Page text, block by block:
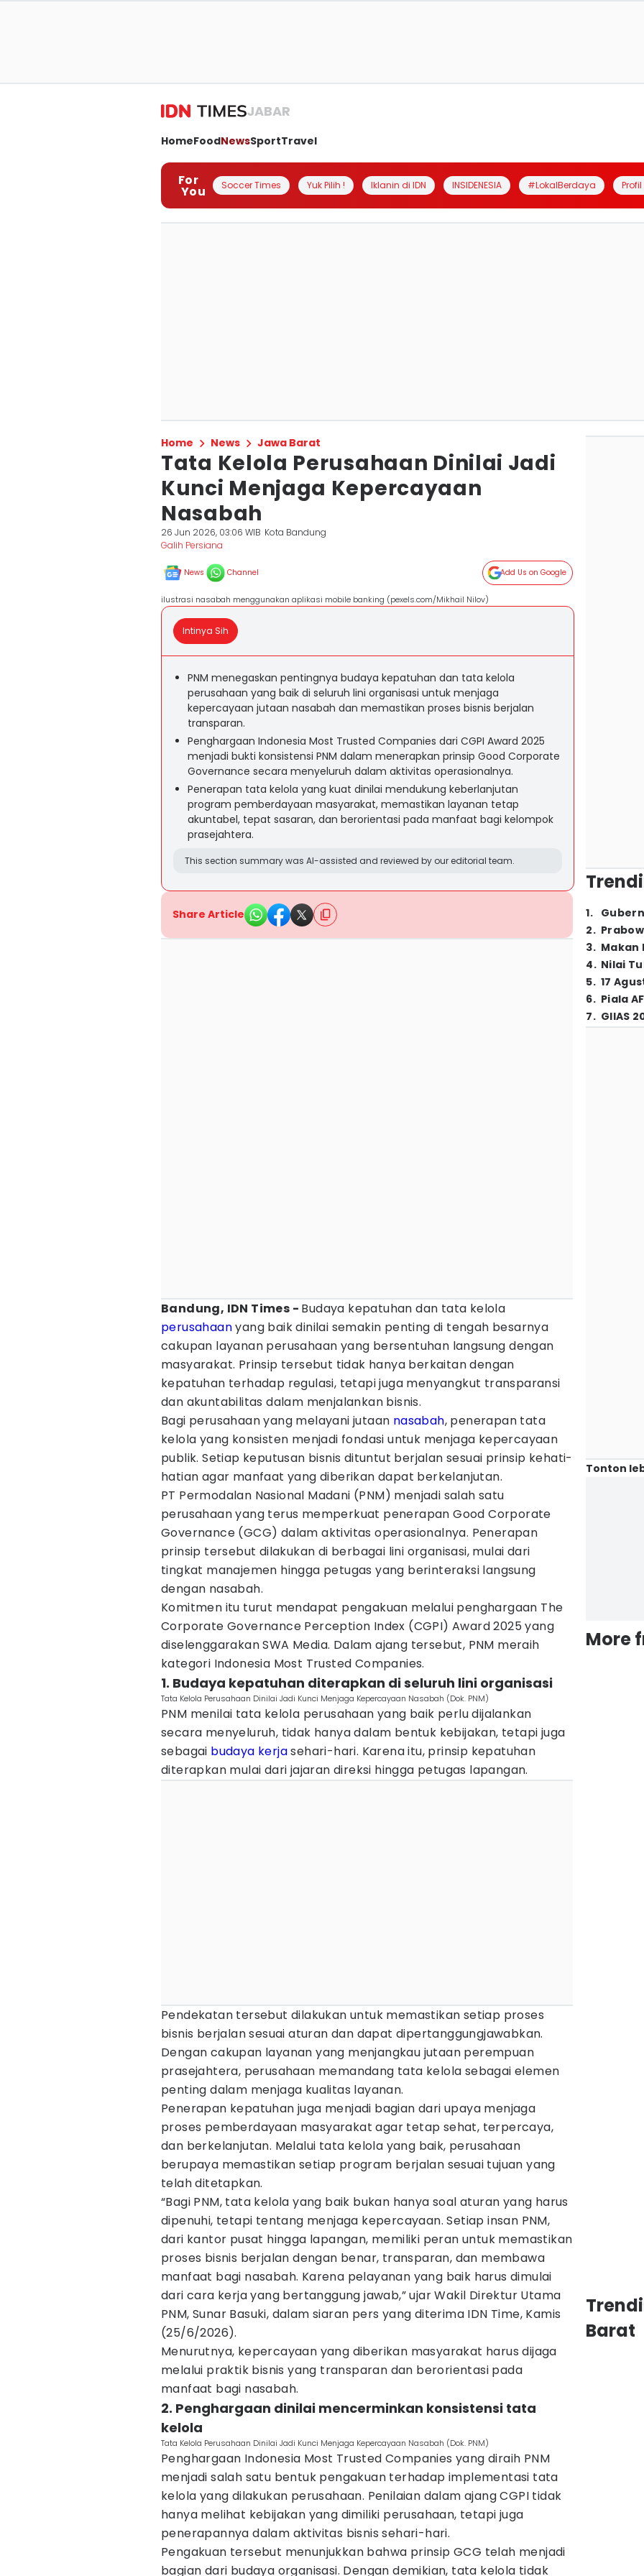
JABAR
HomeFoodNewsSportTravel
For
You Soccer Times Yuk Pilih ! Iklanin di IDN INSIDENESIA #LokalBerdaya
Home News Jawa Barat
Tata Kelola Perusahaan Dinilai Jadi
Kunci Menjaga Kepercayaan
Nasabah
26 Jun 2026, 03:06 WIB Kota Bandung
Galih Persiana
News Channel Add Us on Google
ilustrasi nasabah menggunakan aplikasi mobile banking (pexels.com/Mikhail Nilov)
Intinya Sih
PNM menegaskan pentingnya budaya kepatuhan dan tata kelola
perusahaan yang baik di seluruh lini organisasi untuk menjaga
kepercayaan jutaan nasabah dan memastikan proses bisnis berjalan
transparan.
Penghargaan Indonesia Most Trusted Companies dari CGPI Award 2025
menjadi bukti konsistensi PNM dalam menerapkan prinsip Good Corporate
Governance secara menyeluruh dalam aktivitas operasionalnya.
Penerapan tata kelola yang kuat dinilai mendukung keberlanjutan
program pemberdayaan masyarakat, memastikan layanan tetap
akuntabel, tepat sasaran, dan berorientasi pada manfaat bagi kelompok
prasejahtera.
This section summary was AI-assisted and reviewed by our editorial team.
Share Article
Bandung, IDN Times - Budaya kepatuhan dan tata kelola
perusahaanyang baik dinilai semakin penting di tengah besarnya
cakupan layanan perusahaan yang bersentuhan langsung dengan
masyarakat. Prinsip tersebut tidak hanya berkaitan dengan
kepatuhan terhadap regulasi, tetapi juga menyangkut transparansi
dan akuntabilitas dalam menjalankan bisnis.
Bagi perusahaan yang melayani jutaan nasabah, penerapan tata
kelola yang konsisten menjadi fondasi untuk menjaga kepercayaan
publik. Setiap keputusan bisnis dituntut berjalan sesuai prinsip kehati-
hatian agar manfaat yang diberikan dapat berkelanjutan.
PT Permodalan Nasional Madani (PNM) menjadi salah satu
perusahaan yang terus memperkuat penerapan Good Corporate
Governance (GCG) dalam aktivitas operasionalnya. Penerapan
prinsip tersebut dilakukan di berbagai lini organisasi, mulai dari
tingkat manajemen hingga petugas yang berinteraksi langsung
dengan nasabah.
Komitmen itu turut mendapat pengakuan melalui penghargaan The
Corporate Governance Perception Index (CGPI) Award 2025 yang
diselenggarakan SWA Media. Dalam ajang tersebut, PNM meraih
kategori Indonesia Most Trusted Companies.
1. Budaya kepatuhan diterapkan di seluruh lini organisasi
Tata Kelola Perusahaan Dinilai Jadi Kunci Menjaga Kepercayaan Nasabah (Dok. PNM)
PNM menilai tata kelola perusahaan yang baik perlu dijalankan
secara menyeluruh, tidak hanya dalam bentuk kebijakan, tetapi juga
sebagai budaya kerjasehari-hari. Karena itu, prinsip kepatuhan
diterapkan mulai dari jajaran direksi hingga petugas lapangan.
Pendekatan tersebut dilakukan untuk memastikan setiap proses
bisnis berjalan sesuai aturan dan dapat dipertanggungjawabkan.
Dengan cakupan layanan yang menjangkau jutaan perempuan
prasejahtera, perusahaan memandang tata kelola sebagai elemen
penting dalam menjaga kualitas layanan.
Penerapan kepatuhan juga menjadi bagian dari upaya menjaga
proses pemberdayaan masyarakat agar tetap sehat, terpercaya,
dan berkelanjutan. Melalui tata kelola yang baik, perusahaan
berupaya memastikan setiap program berjalan sesuai tujuan yang
telah ditetapkan.
“Bagi PNM, tata kelola yang baik bukan hanya soal aturan yang harus
dipenuhi, tetapi tentang menjaga kepercayaan. Setiap insan PNM,
dari kantor pusat hingga lapangan, memiliki peran untuk memastikan
proses bisnis berjalan dengan benar, transparan, dan membawa
manfaat bagi nasabah. Karena pelayanan yang baik harus dimulai
dari cara kerja yang bertanggung jawab,” ujar Wakil Direktur Utama
PNM, Sunar Basuki, dalam siaran pers yang diterima IDN Time, Kamis
(25/6/2026).
Menurutnya, kepercayaan yang diberikan masyarakat harus dijaga
melalui praktik bisnis yang transparan dan berorientasi pada
manfaat bagi nasabah.
2. Penghargaan dinilai mencerminkan konsistensi tata
kelola
Tata Kelola Perusahaan Dinilai Jadi Kunci Menjaga Kepercayaan Nasabah (Dok. PNM)
Penghargaan Indonesia Most Trusted Companies yang diraih PNM
menjadi salah satu bentuk pengakuan terhadap implementasi tata
kelola yang dilakukan perusahaan. Penilaian dalam ajang CGPI tidak
hanya melihat kebijakan yang dimiliki perusahaan, tetapi juga
penerapannya dalam aktivitas bisnis sehari-hari.
Pengakuan tersebut menunjukkan bahwa prinsip GCG telah menjadi
bagian dari budaya organisasi. Dengan demikian, tata kelola tidak
1.
2.
3. Makan
4. Nilai
5. 17
6. Piala
7. GIIAS
Tonton
More
Barat